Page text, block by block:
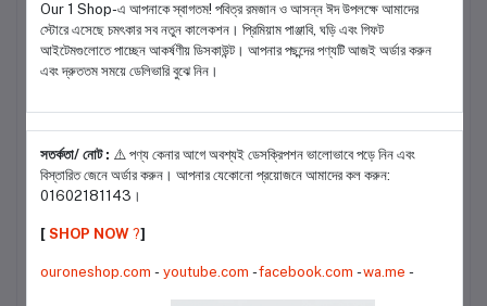
​? L: ৩৬-৩৮ (বডি)
​? XL: ৪০-৪২ (বডি)
​? XXL:৪৪-৪৬ (বডি)
© musafir,s wmn shp- 0951/
WhatsApp যোগাযোগ করুন
Our 1 Shop-এ আপনাকে স্বাগতম! পবিত্র রমজান ও আসন্ন ঈদ উপলক্ষে আমাদের
স্টোরে এসেছে চমৎকার সব নতুন কালেকশন। প্রিমিয়াম পাঞ্জাবি, ঘড়ি এবং গিফট
আইটেমগুলোতে পাচ্ছেন আকর্ষণীয় ডিসকাউন্ট। আপনার পছন্দের পণ্যটি আজই অর্ডার করুন
এবং দ্রুততম সময়ে ডেলিভারি বুঝে নিন।
সতর্কতা/ নোট : ⚠️ পণ্য কেনার আগে অবশ্যই ডেসক্রিপশন ভালোভাবে পড়ে নিন এবং
বিস্তারিত জেনে অর্ডার করুন। আপনার যেকোনো প্রয়োজনে আমাদের কল করুন:
01602181143।
[ SHOP NOW ?️]
ouroneshop.com - youtube.com -facebook.com -wa.me -